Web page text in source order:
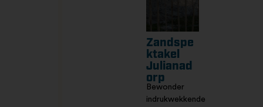
Zandspe
ktakel
Julianad
orp
Bewonder
indrukwekkende